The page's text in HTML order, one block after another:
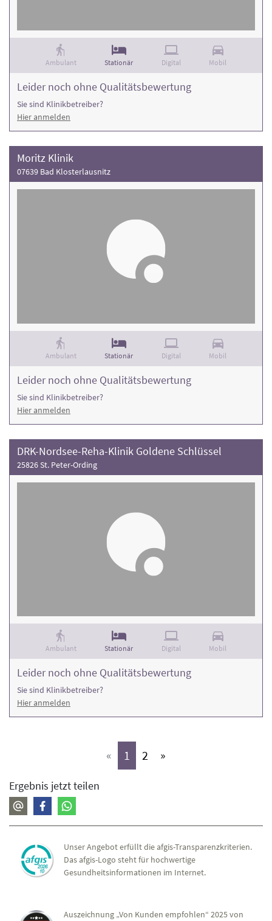
Ambulant Stationär Digital Mobil
Leider noch ohne Qualitätsbewertung
Sie sind Klinikbetreiber?
Hier anmelden
Moritz Klinik
07639 Bad Klosterlausnitz
Ambulant Stationär Digital Mobil
Leider noch ohne Qualitätsbewertung
Sie sind Klinikbetreiber?
Hier anmelden
DRK-Nordsee-Reha-Klinik Goldene Schlüssel
25826 St. Peter-Ording
Ambulant Stationär Digital Mobil
Leider noch ohne Qualitätsbewertung
Sie sind Klinikbetreiber?
Hier anmelden
« 1 (aktiv)
2 (aktiv)
»
Ergebnis jetzt teilen
Unser Angebot erfüllt die afgis-Transparenzkriterien.
Das afgis-Logo steht für hochwertige
Gesundheitsinformationen im Internet.
Auszeichnung „Von Kunden empfohlen“ 2025 von